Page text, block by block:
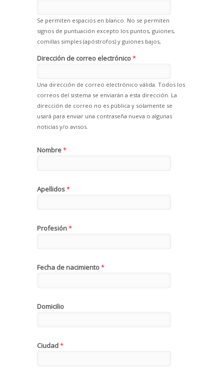
Se permiten espacios en blanco. No se permiten
signos de puntuación excepto los puntos, guiones,
comillas simples (apóstrofos) y guiones bajos,
Dirección de correo electrónico*
Una dirección de correo electrónico válida. Todos los
correos del sistema se enviarán a esta dirección. La
dirección de correo no es pública y solamente se
usará para enviar una contraseña nueva o algunas
noticias y/o avisos.
Nombre*
Apellidos*
Profesión*
Fecha de nacimiento*
Domicilio
Ciudad*